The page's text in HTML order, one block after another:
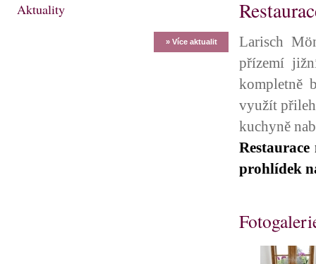
Aktuality
» Více aktualit
Larisch
přízemí
kompletně
využít
kuchyně
prohlídek